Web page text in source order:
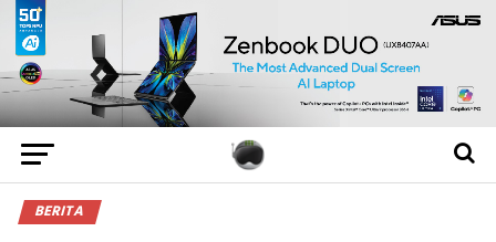
BERITA